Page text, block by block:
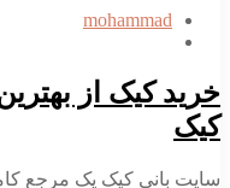
mohammad
خرید کیک از
کیک
سایت بانی کیک یک مرجع